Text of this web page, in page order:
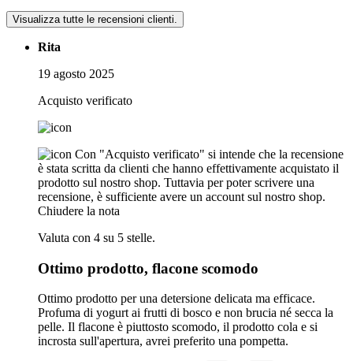
Visualizza tutte le recensioni clienti.
Rita
19 agosto 2025
Acquisto verificato
Con "Acquisto verificato" si intende che la recensione
è stata scritta da clienti che hanno effettivamente acquistato il
prodotto sul nostro shop. Tuttavia per poter scrivere una
recensione, è sufficiente avere un account sul nostro shop.
Chiudere la nota
Valuta con 4 su 5 stelle.
Ottimo prodotto, flacone scomodo
Ottimo prodotto per una detersione delicata ma efficace.
Profuma di yogurt ai frutti di bosco e non brucia né secca la
pelle. Il flacone è piuttosto scomodo, il prodotto cola e si
incrosta sull'apertura, avrei preferito una pompetta.